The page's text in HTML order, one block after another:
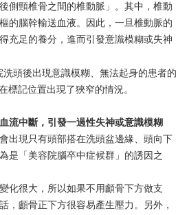
側頸椎骨之間的椎動脈」。其中，椎動
的腦幹輸送血液。因此，一旦椎動脈的
充足的養分，進而引發意識模糊或失神
頭後出現意識模糊、無法起身的患者的
標記位置出現了狹窄的情況。
流中斷，引發一過性失神或意識模糊
出現只有頭部搭在洗頭盆邊緣、頭向下
是「美容院腦卒中症候群」的誘因之
化很大，所以如果不用顱骨下方做支
，顱骨正下方很容易產生壓力。另外，